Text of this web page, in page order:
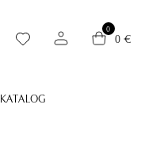
0
0 €
KATALOG